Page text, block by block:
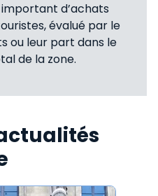
d’achats
évalué par le
ou leur part dans le
de la zone.